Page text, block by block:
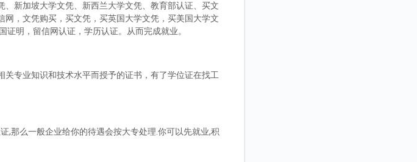
新加坡大学文凭、新西兰大学文凭、教育部认证、买文
，文凭购买，买文凭，买英国大学文凭，买美国大学文
明，留信网认证，学历认证。从而完成就业。
专业知识和技术水平而授予的证书，有了学位证在找工
,那么一般企业给你的待遇会按大专处理.你可以先就业,积